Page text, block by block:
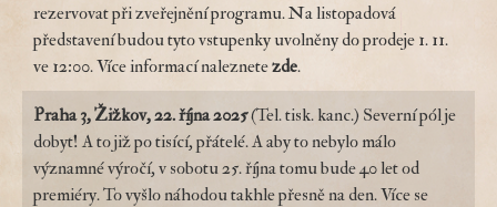
rezervovat při zveřejnění programu. Na listopadová
představení budou tyto vstupenky uvolněny do prodeje 1. 11.
ve 12:00. Více informací naleznetezde.
Praha 3, Žižkov, 22. října 2025(Tel. tisk. kanc.) Severní pól je
dobyt! A to již po tisící, přátelé. A aby to nebylo málo
významné výročí, v sobotu 25. října tomu bude 40 let od
premiéry. To vyšlo náhodou takhle přesně na den. Více se